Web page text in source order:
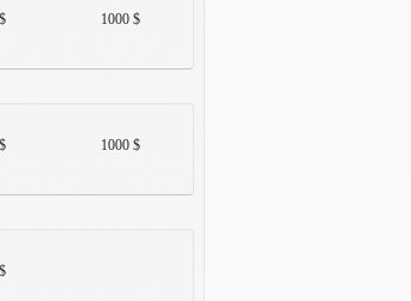
1000 $
1000 $